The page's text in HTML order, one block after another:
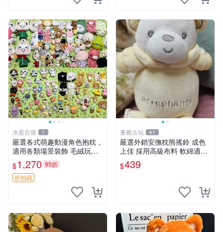
水星百貨 1
嚴選各式萌趣動漫角色抱枕，
適用各類場景裝飾 毛絨玩
具、卡通抱枕、趣味玩偶
$1,270 95折
折扣碼
董爺古玩 61
嚴選外銷安撫枕熊搖鈴 成色
上佳 採用高級布料 軟綿適合
收藏 安心選購 安撫枕 熊玩具
搖鈴
$439